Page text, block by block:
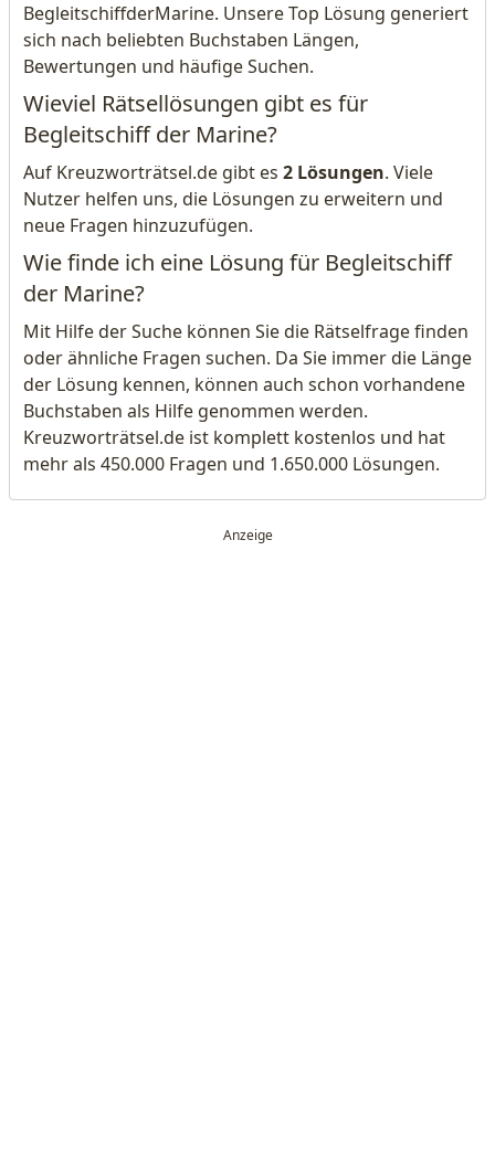
BegleitschiffderMarine. Unsere Top Lösung generiert
sich nach beliebten Buchstaben Längen,
Bewertungen und häufige Suchen.
Wieviel Rätsellösungen gibt es für
Begleitschiff der Marine?
Auf Kreuzworträtsel.de gibt es 2 Lösungen. Viele
Nutzer helfen uns, die Lösungen zu erweitern und
neue Fragen hinzuzufügen.
Wie finde ich eine Lösung für Begleitschiff
der Marine?
Mit Hilfe der Suche können Sie die Rätselfrage finden
oder ähnliche Fragen suchen. Da Sie immer die Länge
der Lösung kennen, können auch schon vorhandene
Buchstaben als Hilfe genommen werden.
Kreuzworträtsel.de ist komplett kostenlos und hat
mehr als 450.000 Fragen und 1.650.000 Lösungen.